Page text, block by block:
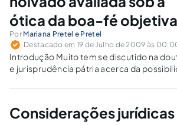
ótica da boa-fé objetiva
Por Mariana Pretel e Pretel
Destacado em 19 de Julho de 2009 às
Introdução Muito tem se discutido na
e jurisprudência pátria acerca da
quando do rompimento injustificado do
presente artigo pretende analisar a
Considerações jurídicas